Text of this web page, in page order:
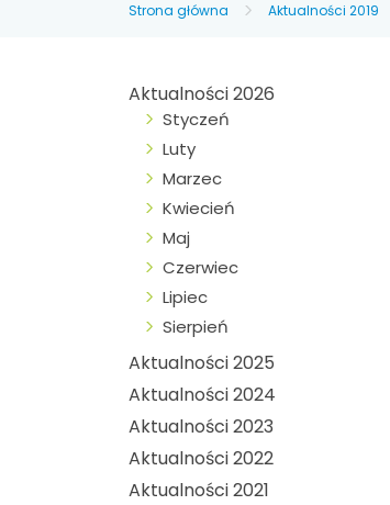
Strona główna Aktualności 2019
Aktualności 2026
Styczeń
Luty
Marzec
Kwiecień
Maj
Czerwiec
Lipiec
Sierpień
Aktualności 2025
Aktualności 2024
Aktualności 2023
Aktualności 2022
Aktualności 2021